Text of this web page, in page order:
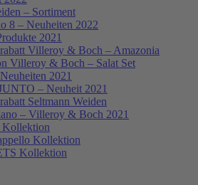
– Sortiment
8 – Neuheiten 2022
2021
Villeroy & Boch – Amazonia
Villeroy & Boch – Salat Set
2021
– Neuheit 2021
Seltmann Weiden
– Villeroy & Boch 2021
Kollektion
Kollektion
Kollektion